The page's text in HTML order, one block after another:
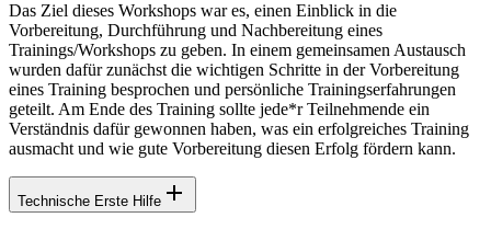
Das Ziel dieses Workshops war es, einen Einblick in die
Vorbereitung, Durchführung und Nachbereitung eines
Trainings/Workshops zu geben. In einem gemeinsamen Austausch
wurden dafür zunächst die wichtigen Schritte in der Vorbereitung
eines Training besprochen und persönliche Trainingserfahrungen
geteilt. Am Ende des Training sollte jede*r Teilnehmende ein
Verständnis dafür gewonnen haben, was ein erfolgreiches Training
ausmacht und wie gute Vorbereitung diesen Erfolg fördern kann.
Technische Erste Hilfe